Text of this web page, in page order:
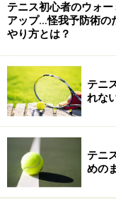
テニス初心者のウォー
アップ…怪我予防術の
やり方とは？
テニ
れな
テニ
めの